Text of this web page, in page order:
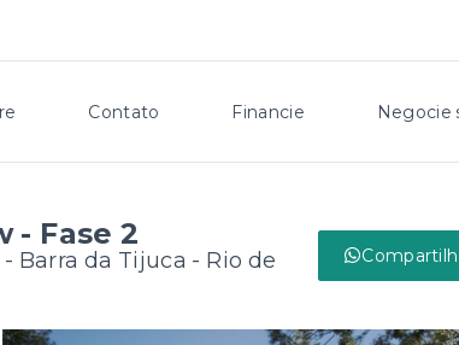
Contato Financie Negocie
- Fase 2
Barra da Tijuca - Rio de